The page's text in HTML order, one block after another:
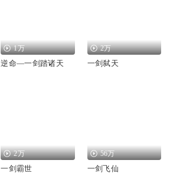
1万
逆命—一剑踏诸天
2万
一剑弑天
2万
一剑霸世
56万
一剑飞仙